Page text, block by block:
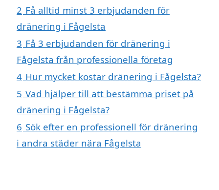
2 Få alltid minst 3 erbjudanden för
dränering i Fågelsta
3 Få 3 erbjudanden för dränering i
Fågelsta från professionella företag
4 Hur mycket kostar dränering i Fågelsta?
5 Vad hjälper till att bestämma priset på
dränering i Fågelsta?
6 Sök efter en professionell för dränering
i andra städer nära Fågelsta